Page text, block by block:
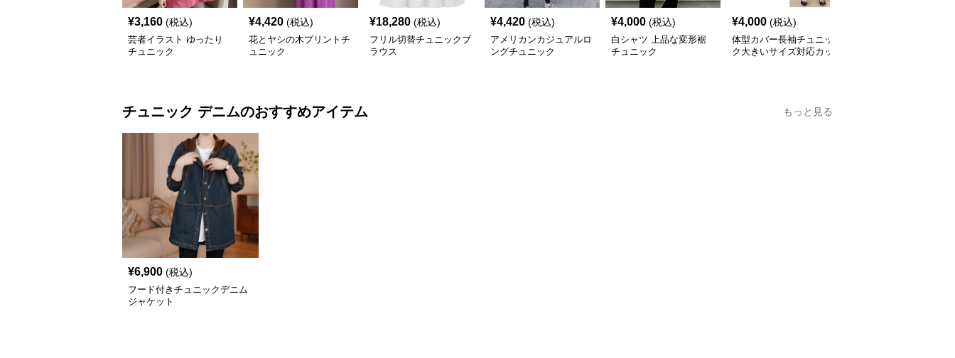
¥3,160 (税込)
芸者イラスト ゆったり
チュニック
¥4,420 (税込)
花とヤシの木プリントチ
ュニック
¥18,280 (税込)
フリル切替チュニックブ
ラウス
¥4,420 (税込)
アメリカンカジュアルロ
ングチュニック
¥4,000 (税込)
白シャツ 上品な変形裾
チュニック
¥4,000 (税込)
体型カバー長袖チュニッ
ク大きいサイズ対応カッ
チュニック デニムのおすすめアイテム もっと見る
¥6,900 (税込)
フード付きチュニックデニム
ジャケット